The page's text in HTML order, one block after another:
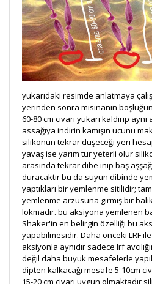
yukarıdaki resimde anlatmaya
yerinden sonra misinanın
60-80 cm cıvarı yukarı kaldırıp
assağıya indirin kamışın ucunu
silikonun tekrar düşeceği yeri
yavaş ise yarım tur yeterli olur
arasında tekrar dibe inip baş
duracaktır bu da suyun dibinde
yaptıkları bir yemlenme sitilidir;
yemlenme arzusuna girmiş bir
lokmadır. bu aksiyona yemlenen
Shaker'in en belirgin özelliği bu
yapabilmesidir. Daha önceki LRF
aksiyonla aynıdır sadece lrf
değil daha büyük mesafelerle
dipten kalkacağı mesafe 5-10cm
15-20 cm civarı uygun olmaktadır